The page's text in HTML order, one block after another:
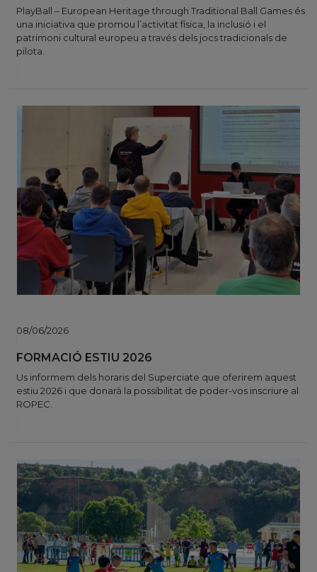
PlayBall – European Heritage through Traditional Ball Games és
una iniciativa que promou l’activitat física, la inclusió i el
patrimoni cultural europeu a través dels jocs tradicionals de
pilota.
FORMACIÓ ESTIU 2026
Us informem dels horaris del Superciate que oferirem aquest
estiu 2026 i que donarà la possibilitat de poder-vos inscriure al
ROPEC.
08/06/2026